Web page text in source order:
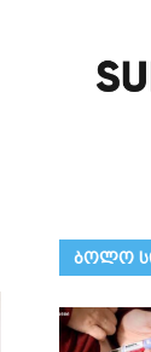
ᲑᲝᲚᲝ